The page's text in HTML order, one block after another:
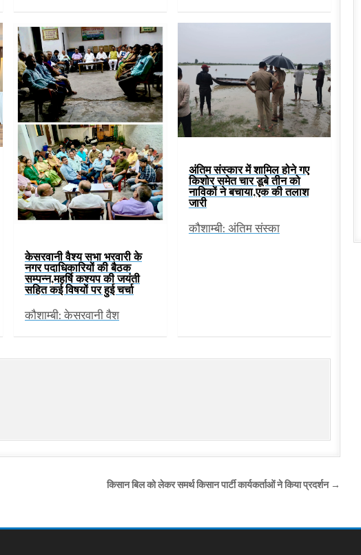
केसरवानी वैश्य सभा भरवारी के
नगर पदाधिकारियों की बैठक
सम्पन्न,महर्षि कश्यप की जयंती
सहित कई विषयों पर हुई चर्चा
कौशाम्बी: केसरवानी वैश
अंतिम संस्कार में शामिल होने गए
किशोर समेत चार डूबे तीन को
नाविकों ने बचाया,एक की तलाश
जारी
कौशाम्बी: अंतिम संस्का
किसान बिल को लेकर समर्थ किसान पार्टी कार्यकर्ताओं ने किया प्रदर्शन →